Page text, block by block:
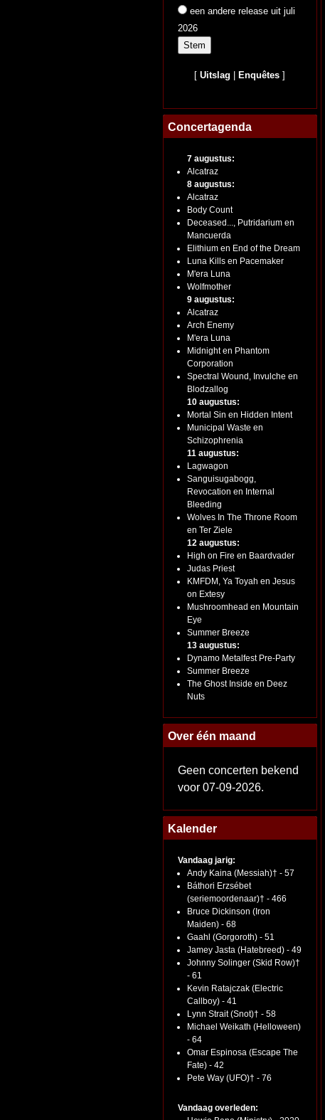
een andere release uit juli
2026
[Uitslag Enquêtes ]
Concertagenda
7 augustus:
Alcatraz
8 augustus:
Alcatraz
Body Count
Deceased..., Putridarium en
Mancuerda
Elithium en End of the Dream
Luna Kills en Pacemaker
M'era Luna
Wolfmother
9 augustus:
Alcatraz
Arch Enemy
M'era Luna
Midnight en Phantom
Corporation
Spectral Wound, Invulche en
Blodzallog
10 augustus:
Mortal Sin en Hidden Intent
Municipal Waste en
Schizophrenia
11 augustus:
Lagwagon
Sanguisugabogg,
Revocation en Internal
Bleeding
Wolves In The Throne Room
en Ter Ziele
12 augustus:
High on Fire en Baardvader
Judas Priest
KMFDM, Ya Toyah en Jesus
on Extesy
Mushroomhead en Mountain
Eye
Summer Breeze
13 augustus:
Dynamo Metalfest Pre-Party
Summer Breeze
The Ghost Inside en Deez
Nuts
Over één maand
Geen concerten bekend
voor 07-09-2026.
Kalender
Vandaag jarig:
Andy Kaina (Messiah)† - 57
Báthori Erzsébet
(seriemoordenaar)† - 466
Bruce Dickinson (Iron
Maiden) - 68
Gaahl (Gorgoroth) - 51
Jamey Jasta (Hatebreed) - 49
Johnny Solinger (Skid Row)†
- 61
Kevin Ratajczak (Electric
Callboy) - 41
Lynn Strait (Snot)† - 58
Michael Weikath (Helloween)
- 64
Omar Espinosa (Escape The
Fate) - 42
Pete Way (UFO)† - 76
Vandaag overleden: